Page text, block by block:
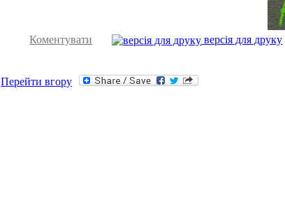
Коментувати версія для друку
Перейти вгору